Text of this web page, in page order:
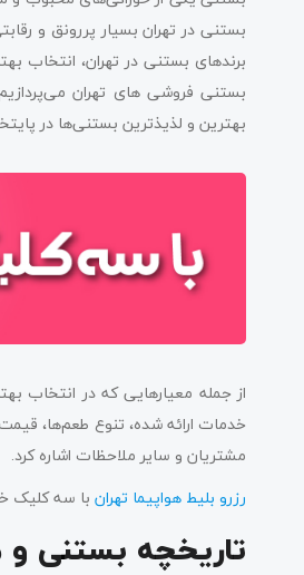
بستنی در تهران بسیار پررونق و
برندهای بستنی در تهران، انتخاب
بستنی فروشی‌ های تهران
بهترین و لذیذترین بستنی‌ها در
از جمله معیارهایی که در انتخاب
خدمات ارائه شده، تنوع طعم‌ها،
مشتریان و سایر ملاحظات اشاره کرد.
رزرو بلیط هواپیما تهران با سه کلیک
تاریخچه بستنی